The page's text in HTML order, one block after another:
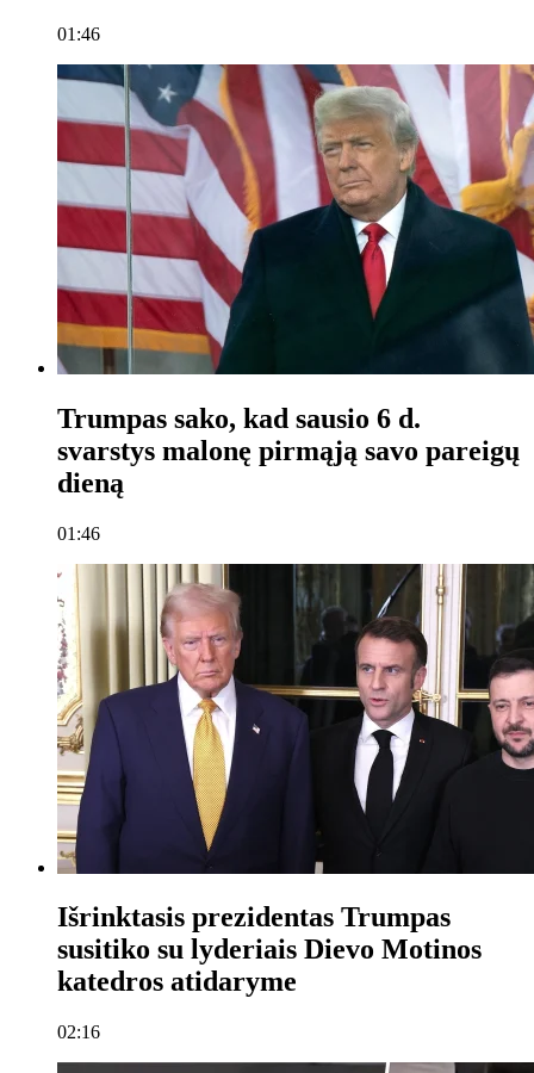
01:46
Trumpas sako, kad sausio 6 d.
svarstys malonę pirmąją savo pareigų
dieną
01:46
Išrinktasis prezidentas Trumpas
susitiko su lyderiais Dievo Motinos
katedros atidaryme
02:16